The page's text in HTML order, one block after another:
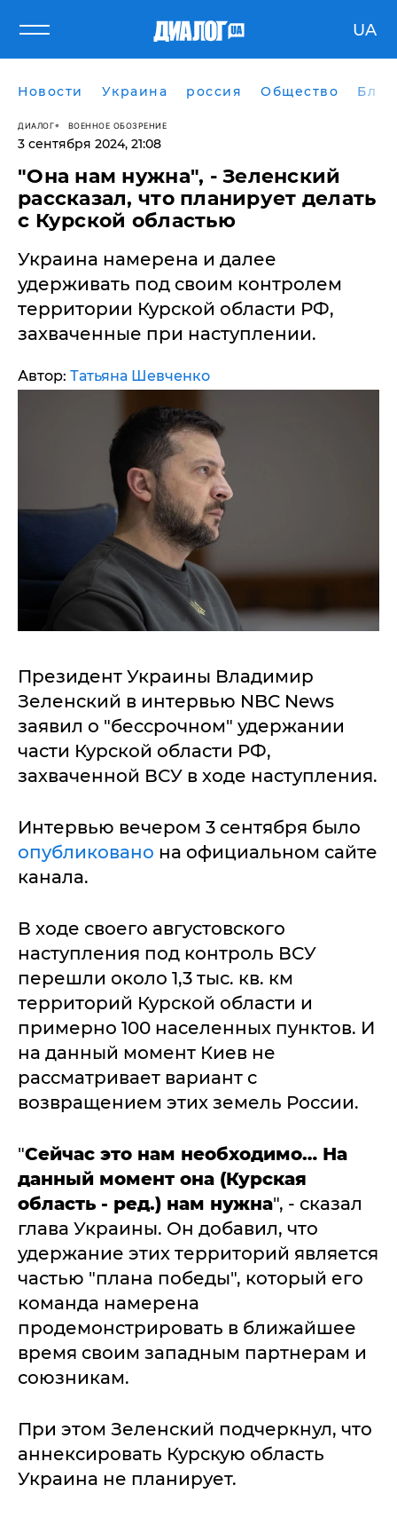
UA
Новости Украина россия Общество
ДИАЛОГ ВОЕННОЕ ОБОЗРЕНИЕ
3 сентября 2024, 21:08
​"Она нам нужна", - Зеленский
рассказал, что планирует делать
с Курской областью
Украина намерена и далее
удерживать под своим контролем
территории Курской области РФ,
захваченные при наступлении.
Автор: Татьяна Шевченко
Президент Украины Владимир
Зеленский в интервью NBC News
заявил о "бессрочном" удержании
части Курской области РФ,
захваченной ВСУ в ходе наступления.
Интервью вечером 3 сентября было
опубликовано на официальном сайте
канала.
В ходе своего августовского
наступления под контроль ВСУ
перешли около 1,3 тыс. кв. км
территорий Курской области и
примерно 100 населенных пунктов. И
на данный момент Киев не
рассматривает вариант с
возвращением этих земель России.
"Сейчас это нам необходимо… На
данный момент она (Курская
область - ред.) нам нужна", - сказал
глава Украины. Он добавил, что
удержание этих территорий является
частью "плана победы", который его
команда намерена
продемонстрировать в ближайшее
время своим западным партнерам и
союзникам.
При этом Зеленский подчеркнул, что
аннексировать Курскую область
Украина не планирует.